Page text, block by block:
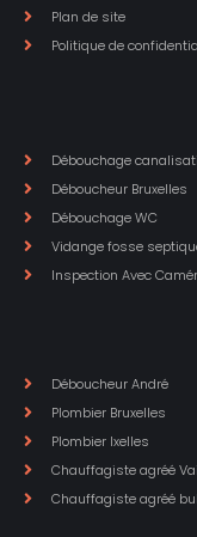
Plan de site
Politique de
Débouchage
Déboucheur Bruxelles
Débouchage WC
Vidange fosse
Inspection Avec
Déboucheur André
Plombier Bruxelles
Plombier Ixelles
Chauffagiste agréé
Chauffagiste agréé